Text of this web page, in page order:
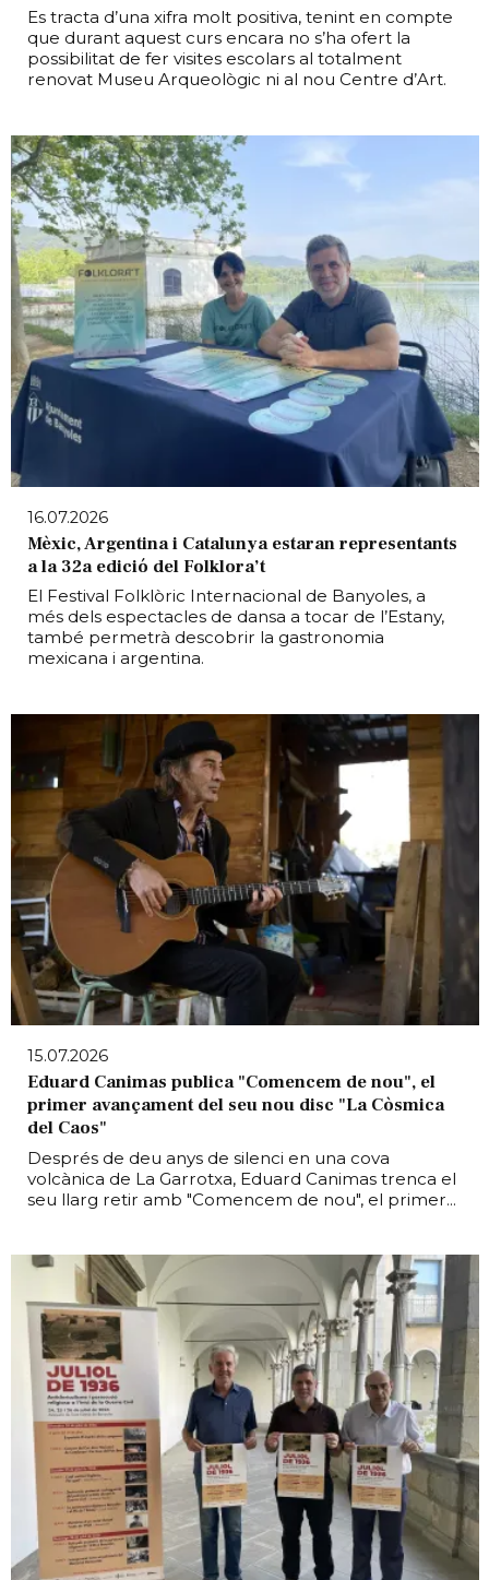
Es tracta d’una xifra molt positiva, tenint en compte
que durant aquest curs encara no s’ha ofert la
possibilitat de fer visites escolars al totalment
renovat Museu Arqueològic ni al nou Centre d’Art.
16.07.2026
Mèxic, Argentina i Catalunya estaran representants
a la 32a edició del Folklora’t
El Festival Folklòric Internacional de Banyoles, a
més dels espectacles de dansa a tocar de l’Estany,
també permetrà descobrir la gastronomia
mexicana i argentina.
15.07.2026
Eduard Canimas publica "Comencem de nou", el
primer avançament del seu nou disc "La Còsmica
del Caos"
Després de deu anys de silenci en una cova
volcànica de La Garrotxa, Eduard Canimas trenca el
seu llarg retir amb "Comencem de nou", el primer...